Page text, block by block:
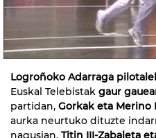
Logroñoko Adarraga
Euskal Telebistak gaur
partidan, Gorkak eta Merino I
aurka neurtuko dituzte
nagusian, Titin III-Zabaleta